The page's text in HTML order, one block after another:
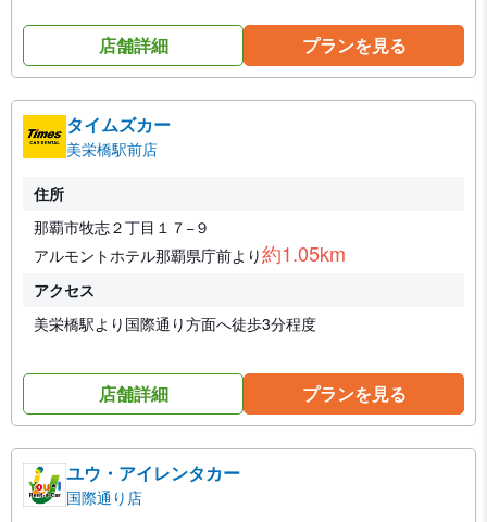
店舗詳細 プランを見る
タイムズカー
美栄橋駅前店
住所
那覇市牧志２丁目１７−９
アルモントホテル那覇県庁前より約1.05km
アクセス
美栄橋駅より国際通り方面へ徒歩3分程度
店舗詳細 プランを見る
ユウ・アイレンタカー
国際通り店